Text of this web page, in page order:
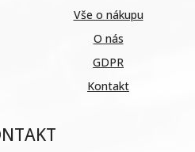
Vše o nákupu
O nás
GDPR
Kontakt